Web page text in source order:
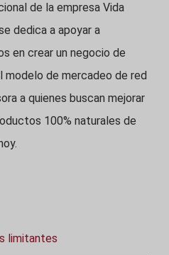
de la empresa Vida
dedica a apoyar a
en crear un negocio de
modelo de mercadeo de red
a quienes buscan mejorar
100% naturales de
limitantes